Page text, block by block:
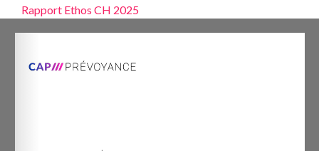
Rapport Ethos CH 2025